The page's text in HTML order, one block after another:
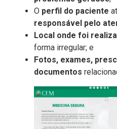
O perfil do paciente
responsável pelo
Local onde foi
forma irregular; e
Fotos, exames,
documentos